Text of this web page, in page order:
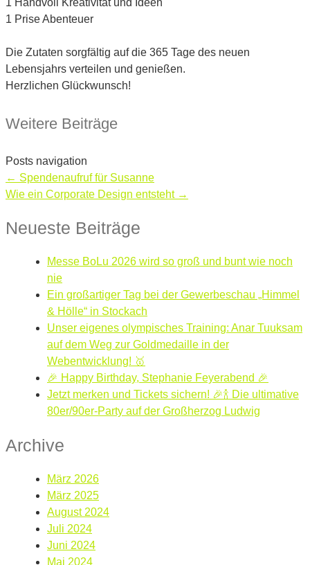
1 Handvoll Kreativität und Ideen
1 Prise Abenteuer
Die Zutaten sorgfältig auf die 365 Tage des neuen
Lebensjahrs verteilen und genießen.
Herzlichen Glückwunsch!
Weitere Beiträge
Posts navigation
← Spendenaufruf für Susanne
Wie ein Corporate Design entsteht →
Neueste Beiträge
Messe BoLu 2026 wird so groß und bunt wie noch
nie
Ein großartiger Tag bei der Gewerbeschau „Himmel
& Hölle“ in Stockach
Unser eigenes olympisches Training: Anar Tuuksam
auf dem Weg zur Goldmedaille in der
Webentwicklung! 🥇
🎉 Happy Birthday, Stephanie Feyerabend 🎉
Jetzt merken und Tickets sichern! 🎉🍾 Die ultimative
80er/90er-Party auf der Großherzog Ludwig
Archive
März 2026
März 2025
August 2024
Juli 2024
Juni 2024
Mai 2024